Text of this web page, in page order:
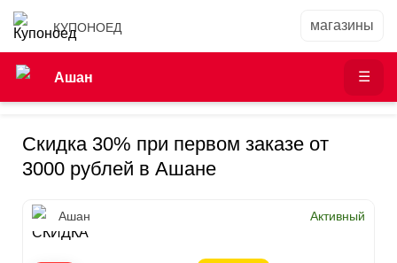
КУПОНОЕД
Ашан
Скидка 30% при первом заказе от
3000 рублей в Ашане
30%
СКИДКА
Ашан Активный